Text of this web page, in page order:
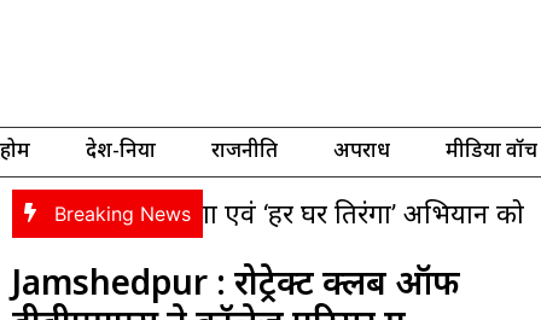
होम देश-दुनिया राजनीति अपराध मीडिया वॉच
Breaking News
यात्रा एवं ‘हर घर तिरंगा’ अभियान को लेकर भाजपा
Jamshedpur : रोट्रेक्ट क्लब ऑफ